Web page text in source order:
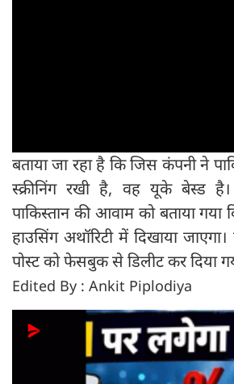
बताया जा रहा है कि जिस कंपनी ने
स्क्रीनिंग रखी है, वह यूके बेस्ड है।
पाकिस्तान की आवाम को बताया
हाउसिंग अथॉरिटी में दिखाया
पोस्ट को फेसबुक से डिलीट कर दिया
Edited By : Ankit Piplodiya